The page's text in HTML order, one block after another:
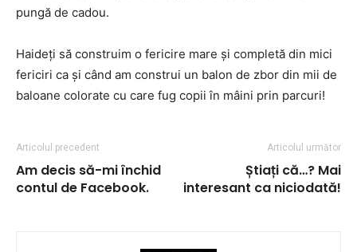
pungă de cadou.
Haideți să construim o fericire mare și completă din mici
fericiri ca și când am construi un balon de zbor din mii de
baloane colorate cu care fug copii în mâini prin parcuri!
Articolul precedent
Am decis să-mi închid
contul de Facebook.
Articolul următor
Știați că…? Mai
interesant ca niciodată!